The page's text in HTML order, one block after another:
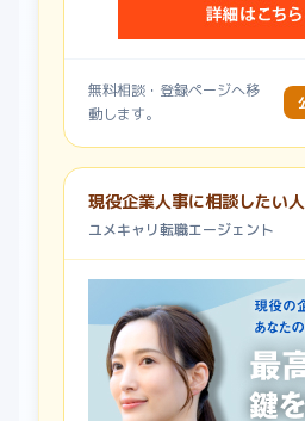
無料相談・登録ページへ移
動します。
現役企業人事に相談したい
ユメキャリ転職エージェント